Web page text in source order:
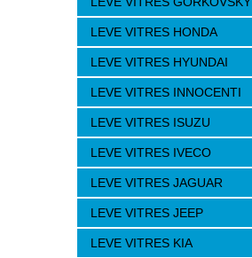
LEVE VITRES HONDA
LEVE VITRES HYUNDAI
LEVE VITRES INNOCENTI
LEVE VITRES ISUZU
LEVE VITRES IVECO
LEVE VITRES JAGUAR
LEVE VITRES JEEP
LEVE VITRES KIA